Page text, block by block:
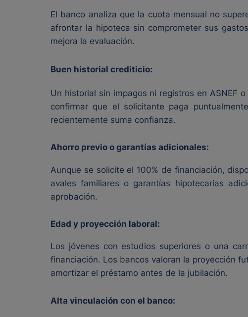
El banco analiza que la cuota mensual no
afrontar la hipoteca sin comprometer sus
mejora la evaluación.
Buen historial crediticio:
Un historial sin impagos ni registros en ASNEF
confirmar que el solicitante paga
recientemente suma confianza.
Ahorro previo o garantías adicionales:
Aunque se solicite el 100% de financiación,
avales familiares o garantías hipotecarias
aprobación.
Edad y proyección laboral:
Los jóvenes con estudios superiores o una
financiación. Los bancos valoran la proyección
amortizar el préstamo antes de la jubilación.
Alta vinculación con el banco: